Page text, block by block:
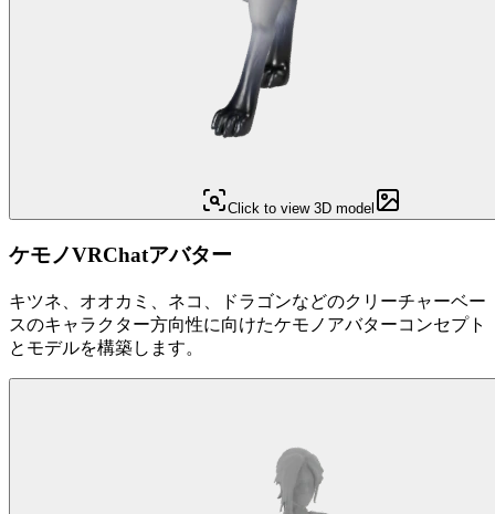
Click to view 3D model
ケモノVRChatアバター
キツネ、オオカミ、ネコ、ドラゴンなどのクリーチャーベー
スのキャラクター方向性に向けたケモノアバターコンセプト
とモデルを構築します。